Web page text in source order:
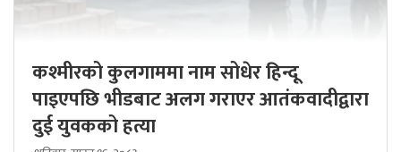
कश्मीरको कुलगाममा नाम सोधेर हिन्दू
पाइएपछि भीडबाट अलग गराएर आतंकवादीद्वारा
दुई युवकको हत्या